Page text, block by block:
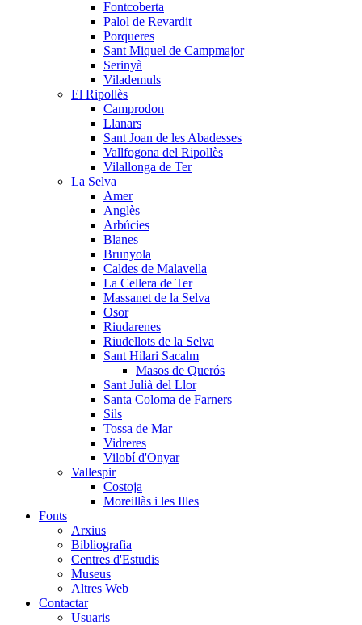
Fontcoberta
Palol de Revardit
Porqueres
Sant Miquel de Campmajor
Serinyà
Vilademuls
El Ripollès
Camprodon
Llanars
Sant Joan de les Abadesses
Vallfogona del Ripollès
Vilallonga de Ter
La Selva
Amer
Anglès
Arbúcies
Blanes
Brunyola
Caldes de Malavella
La Cellera de Ter
Massanet de la Selva
Osor
Riudarenes
Riudellots de la Selva
Sant Hilari Sacalm
Masos de Querós
Sant Julià del Llor
Santa Coloma de Farners
Sils
Tossa de Mar
Vidreres
Vilobí d'Onyar
Vallespir
Costoja
Moreillàs i les Illes
Fonts
Arxius
Bibliografia
Centres d'Estudis
Museus
Altres Web
Contactar
Usuaris